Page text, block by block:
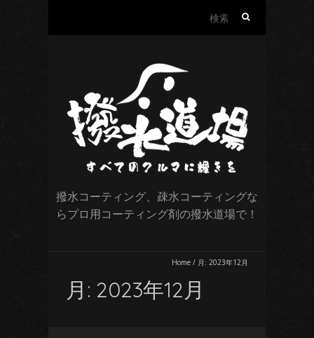
撥水コーティング、疎水コーティングな
らプロ用コーティング剤の撥水道場で！
Home / 月: 2023年12月
月: 2023年12月